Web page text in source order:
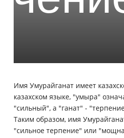
Имя Умурайганат имеет
казахском языке, "умыра"
"сильный", а "ганат" -
Таким образом, имя
"сильное терпение" или